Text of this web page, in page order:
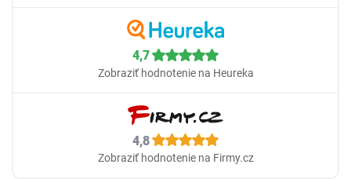
4,7
Zobraziť hodnotenie na Heureka
4,8
Zobraziť hodnotenie na Firmy.cz